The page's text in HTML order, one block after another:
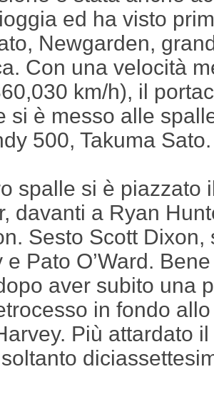
ed ha visto
Newgarden,
Con una velocità
km/h), il
si è messo alle
500, Takuma Sato.
spalle si è piazzato
davanti a Ryan
Sesto Scott Dixon,
e Pato O’Ward.
aver subito una
in fondo
Più attardato